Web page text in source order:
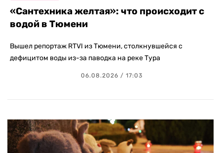
«Сантехника желтая»: что происходит с
водой в Тюмени
Вышел репортаж RTVI из Тюмени, столкнувшейся с
дефицитом воды из-за паводка на реке Тура
06.08.2026 / 17:03